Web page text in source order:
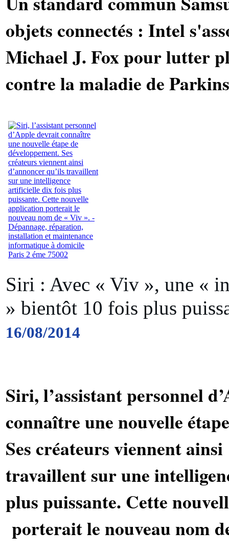
objets connectés : Intel
Michael J. Fox pour lutter
contre la maladie de
Siri : Avec « Viv », une «
» bientôt 10 fois plus
16/08/2014
Siri, l’assistant personnel
connaître une nouvelle
Ses créateurs viennent
travaillent sur une
plus puissante. Cette
porterait le nouveau nom